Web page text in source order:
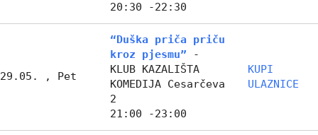
20:30 -22:30
29.05. , Pet
“Duška priča priču
kroz pjesmu” -
KLUB KAZALIŠTA
KOMEDIJA Cesarčeva
2
21:00 -23:00
KUPI
ULAZNICE